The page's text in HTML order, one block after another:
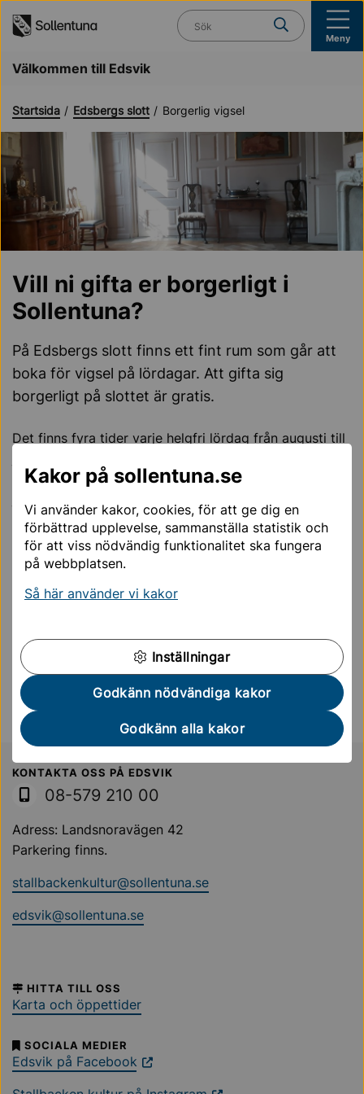
Kakor på sollentuna.se
Vi använder kakor, cookies, för att ge dig en
förbättrad upplevelse, sammanställa statistik och
för att viss nödvändig funktionalitet ska fungera
på webbplatsen.
Så här använder vi kakor
Inställningar
Godkänn nödvändiga kakor
Godkänn alla kakor
Vad söker du?
Meny
Välkommen till Edsvik
Startsida Edsbergs slott Borgerlig vigsel
Vill ni gifta er borgerligt i
Sollentuna?
På Edsbergs slott finns ett fint rum som går att
boka för vigsel på lördagar. Att gifta sig
borgerligt på slottet är gratis.
Det finns fyra tider varje helgfri lördag från augusti till
i juli månad, eller från mitten av december till mitten av
I vigselrummet ryms det 15 gäster.
Borgerlig vigsel på Edsbergs slott
Hjälpte informationen på den här sidan dig?
Nej
Sollentuna Kommun
KONTAKTA OSS PÅ EDSVIK
08-579 210 00
Adress: Landsnoravägen 42
Parkering finns.
stallbackenkultur@sollentuna.se
edsvik@sollentuna.se
HITTA TILL OSS
Karta och öppettider
SOCIALA MEDIER
Edsvik på Facebook